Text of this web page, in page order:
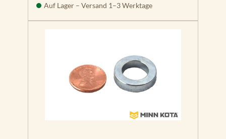
Auf Lager – Versand 1–3 Werktage